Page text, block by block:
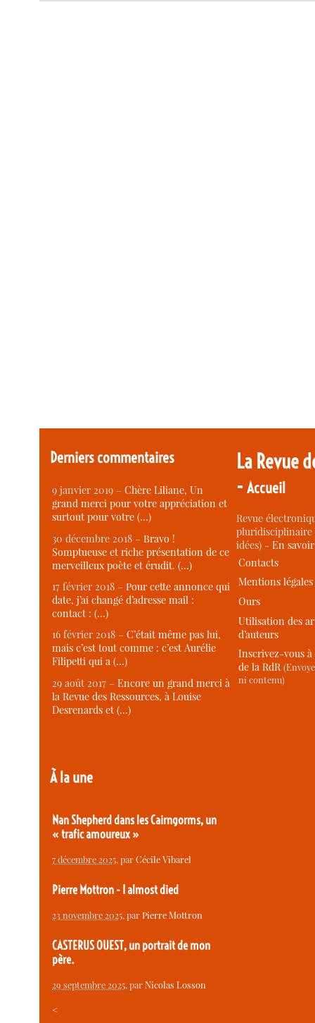
Derniers commentaires
9 janvier 2019 –Chère Liliane, Un
grand merci pour votre appréciation et
surtout pour votre (…)
30 décembre 2018 –Bravo !
Somptueuse et riche présentation de ce
merveilleux poète et érudit. (…)
17 février 2018 –Pour cette annonce qui
date, j’ai changé d’adresse mail :
contact : (…)
16 février 2018 –C’était même pas lui,
mais c’est tout comme : c’est Aurélie
Filipetti qui a (…)
29 août 2017 –Encore un grand merci à
la Revue des Ressources, à Louise
Desrenards et (…)
À la une
Nan Shepherd dans les Cairngorms, un
« trafic amoureux »
7 décembre 2025, parCécile Vibarel
Pierre Mottron - I almost died
23 novembre 2025, parPierre Mottron
CASTERUS OUEST, un portrait de mon
père.
29 septembre 2025, parNicolas Losson
<
La Revue
-Accueil
Revue
idées) -En
Contacts
Mentions légales
Ours
Utilisation des
d’auteurs
Inscrivez-vous
de la RdR
ni contenu)